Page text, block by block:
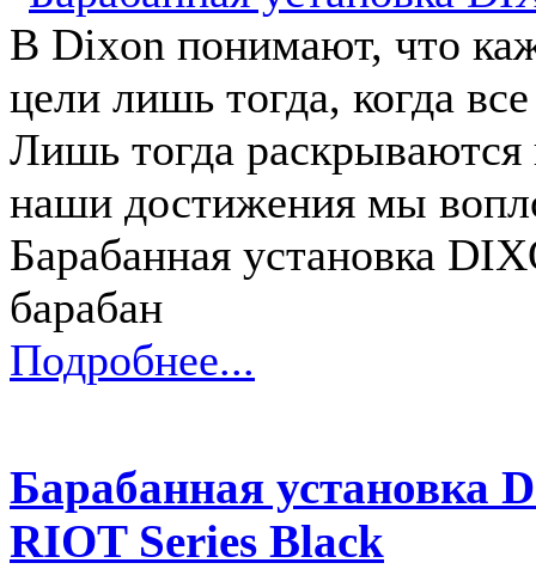
В Dixon понимают, что
цели лишь тогда, когда
Лишь тогда
наши достижения мы
Барабанная установка
барабан
Подробнее...
Барабанная установка
RIOT Series Black